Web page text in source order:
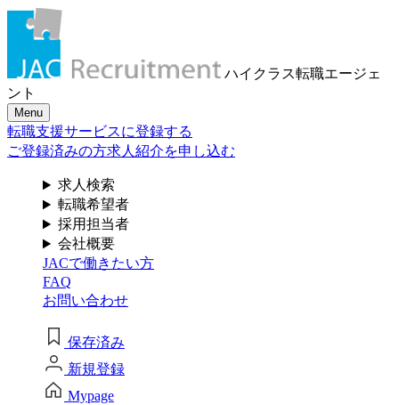
求人検索・転職事例
はじめに、あなたが活かしたい
「ご経験業種」
お選びください
サービス（人材・ホテル・旅行・教育）
商社
流通（EC・運輸・小売）
消費財（食品・アパレル・トイレタリー）
マスコミ（広告・制作）
建設・不動産
ハイクラス転職エージェ
ント
Menu
転職支援サービスに登録する
ご登録済みの方求人紹介を申し込む
求人検索
転職希望者
採用担当者
会社概要
JACで働きたい方
FAQ
お問い合わせ
保存済み
新規登録
Mypage
メール認証とは？
メール認証は当社サービスを利用される方が登録された
メールアドレスがご本人のもので受信可能であることを
確認するための仕組みです。 これは主に、なりすまし等
のセキュリティリスク低減や、サポートにおけるお客様
のスムーズな本人認証に役立ちます。お客様が安心して
ジェイ エイ シー リクルートメントをお使いいただくため
個人情報取り扱いおよびサービス利用規約